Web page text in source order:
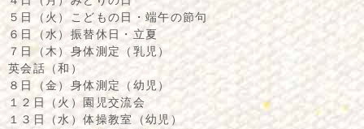
５日（火）こどもの日・端午の節句
６日（水）振替休日・立夏
７日（木）身体測定（乳児）
英会話（和）
８日（金）身体測定（幼児）
１２日（火）園児交流会
１３日（水）体操教室（幼児）